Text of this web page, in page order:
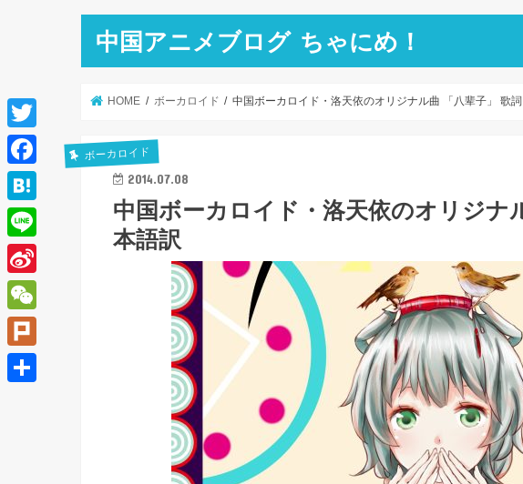
中国アニメブログ ちゃにめ！
HOME ボーカロイド 中国ボーカロイド・洛天依のオリジナル曲 「八辈子」 歌
ボーカロイド
2014.07.08
中国ボーカロイド・洛天依のオリジナ
本語訳
T
w
i
t
e
r
F
a
c
e
b
o
o
k
H
a
t
e
a
L
i
n
e
S
i
n
a
W
e
C
P